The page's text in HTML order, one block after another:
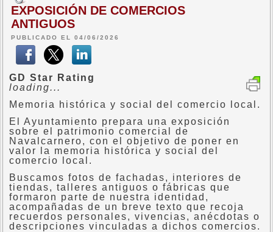
EXPOSICIÓN DE COMERCIOS
ANTIGUOS
PUBLICADO EL 04/06/2026
GD Star Rating
loading...
Memoria histórica y social del comercio local.
El Ayuntamiento prepara una exposición
sobre el patrimonio comercial de
Navalcarnero, con el objetivo de poner en
valor la memoria histórica y social del
comercio local.
Buscamos fotos de fachadas, interiores de
tiendas, talleres antiguos o fábricas que
formaron parte de nuestra identidad,
acompañadas de un breve texto que recoja
recuerdos personales, vivencias, anécdotas o
descripciones vinculadas a dichos comercios.